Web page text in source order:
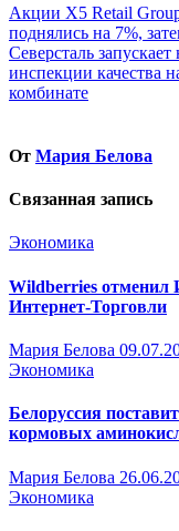
Навигация
по
записям
Акции X5 Retail
поднялись на 7%,
Северсталь
инспекции качества
комбинате
От Мария Белова
Связанная запись
Экономика
Wildberries отменил
Интернет-Торговли
Мария Белова
Экономика
Белоруссия
кормовых
Мария Белова
Экономика